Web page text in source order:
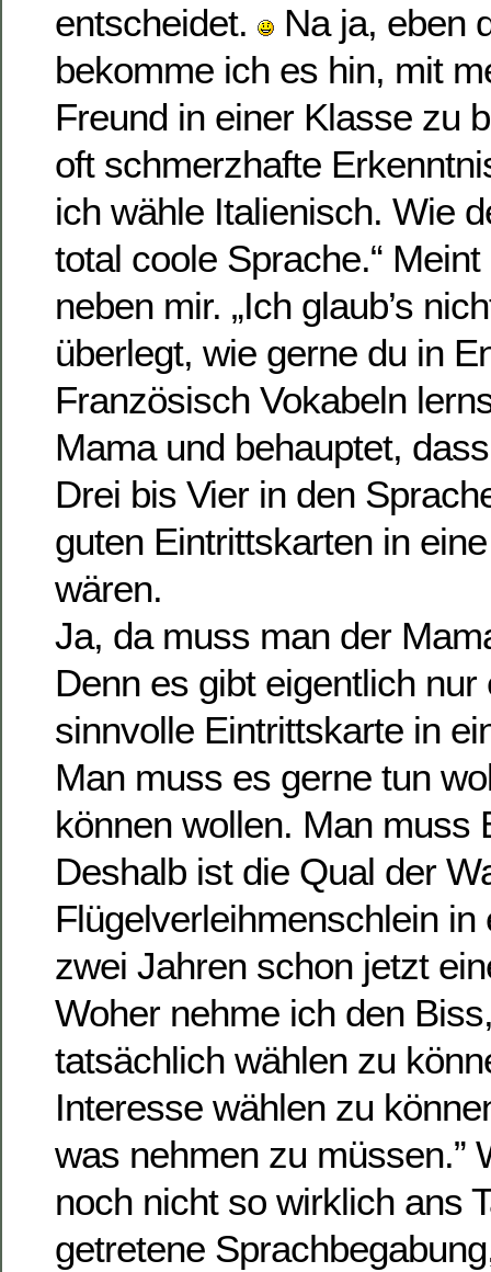
entscheidet.
Na ja, eben
bekomme ich es hin, mit
Freund in einer Klasse zu
oft schmerzhafte
ich wähle Italienisch. Wie
total coole Sprache.“
neben mir. „Ich glaub’s
überlegt, wie gerne du in
Französisch Vokabeln
Mama und behauptet,
Drei bis Vier in den
guten Eintrittskarten in
wären.
Ja, da muss man der
Denn es gibt eigentlich nur
sinnvolle Eintrittskarte in
Man muss es gerne tun
können wollen. Man muss
Deshalb ist die Qual der
Flügelverleihmenschlein in
zwei Jahren schon jetzt
Woher nehme ich den
tatsächlich wählen zu
Interesse wählen zu
was nehmen zu müssen.”
noch nicht so wirklich ans
getretene